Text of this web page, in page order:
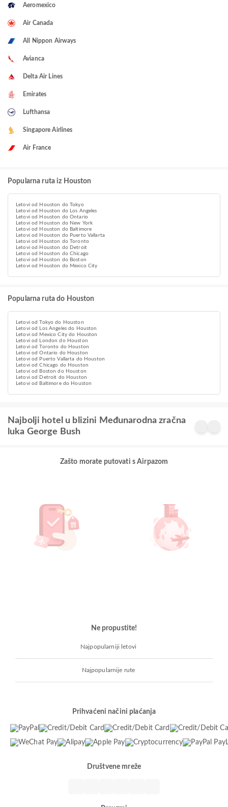
Aeromexico
Air Canada
All Nippon Airways
Avianca
Delta Air Lines
Emirates
Lufthansa
Singapore Airlines
Air France
Popularna ruta iz Houston
Letovi od Houston do Tokyo
Letovi od Houston do Los Angeles
Letovi od Houston do Ontario
Letovi od Houston do New York
Letovi od Houston do Baltimore
Letovi od Houston do Puerto Vallarta
Letovi od Houston do Toronto
Letovi od Houston do Detroit
Letovi od Houston do Chicago
Letovi od Houston do Boston
Letovi od Houston do Mexico City
Popularna ruta do Houston
Letovi od Tokyo do Houston
Letovi od Los Angeles do Houston
Letovi od Mexico City do Houston
Letovi od London do Houston
Letovi od Toronto do Houston
Letovi od Ontario do Houston
Letovi od Puerto Vallarta do Houston
Letovi od Chicago do Houston
Letovi od Boston do Houston
Letovi od Detroit do Houston
Letovi od Baltimore do Houston
Najbolji hotel u blizini Međunarodna zračna
luka George Bush
Zašto morate putovati s Airpazom
Ne propustite!
Najpopularniji letovi
Najpopularnije rute
Prihvaćeni načini plaćanja
Društvene mreže